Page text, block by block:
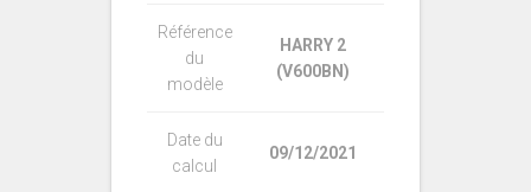
Référence
du
modèle
HARRY 2
(V600BN)
Date du
calcul
09/12/2021